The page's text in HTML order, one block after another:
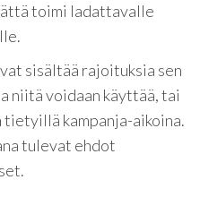
toimi ladattavalle
sisältää rajoituksia sen
niitä voidaan käyttää, tai
tietyillä kampanja-aikoina.
tulevat ehdot